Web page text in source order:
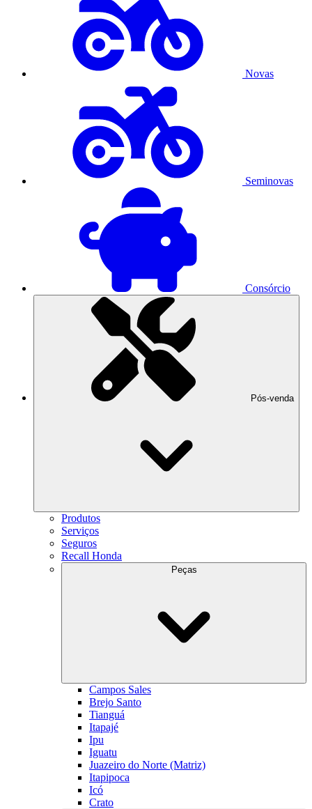
Novas
Seminovas
Consórcio
Pós-venda
Produtos
Serviços
Seguros
Recall Honda
Campos Sales
Brejo Santo
Tianguá
Itapajé
Ipu
Iguatu
Juazeiro do Norte (Matriz)
Itapipoca
Icó
Crato